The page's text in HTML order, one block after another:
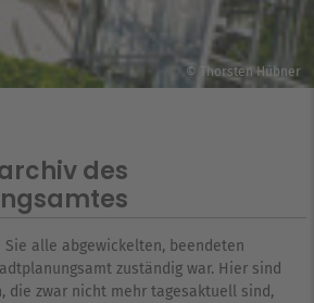
© Thorsten Hübner
des
alle abgewickelten, beendeten
zuständig war. Hier sind
die zwar nicht mehr tagesaktuell sind,